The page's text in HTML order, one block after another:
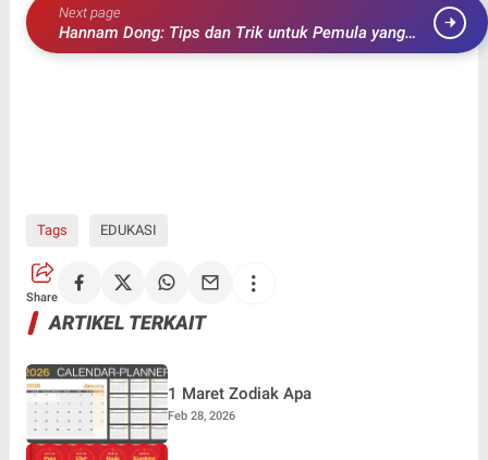
Next page
Hannam Dong: Tips dan Trik untuk Pemula yang
Ingin Sukses
Tags EDUKASI
Share
ARTIKEL TERKAIT
1 Maret Zodiak Apa
Feb 28, 2026